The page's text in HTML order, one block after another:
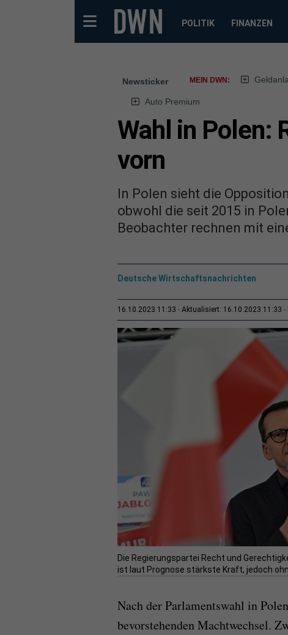
POLITIK FINANZEN
Newsticker MEIN DWN:
Auto Premium
Wahl in Polen:
vorn
In Polen sieht die
obwohl die seit 2015 in
Beobachter rechnen mit
Deutsche Wirtschaftsnachrichten
16.10.2023 11:33 Aktualisiert: 16.10.2023 11:33
Die Regierungspartei Recht und
ist laut Prognose stärkste Kraft, jedoch
Nach der Parlamentswahl in
bevorstehenden Machtwechsel.